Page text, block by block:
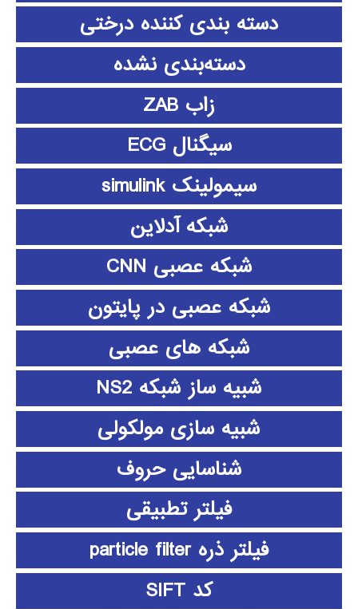
دسته بندی کننده درختی
دسته‌بندی نشده
زاب ZAB
سیگنال ECG
سیمولینک simulink
شبکه آدلاین
شبکه عصبی CNN
شبکه عصبی در پایتون
شبکه های عصبی
شبیه ساز شبکه NS2
شبیه سازی مولکولی
شناسایی حروف
فیلتر تطبیقی
فیلتر ذره particle filter
کد SIFT